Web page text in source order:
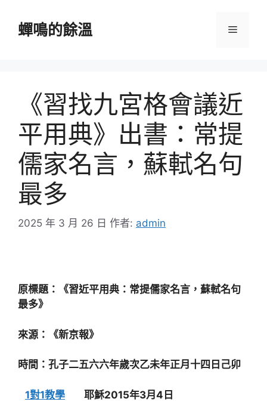
蟬鳴的餘溫 選
《習找九宮格會議近
平用典》出書：常提
儒家名言，蘇軾名句
最多
2025 年 3 月 26 日 作者: admin
原標題：《習近平用典：常提儒家名言，蘇軾名句
最多》
來源：《新京報》
時間：孔子二五六六年歲次乙未年正月十四日己卯
1對1教學 耶穌2015年3月4日